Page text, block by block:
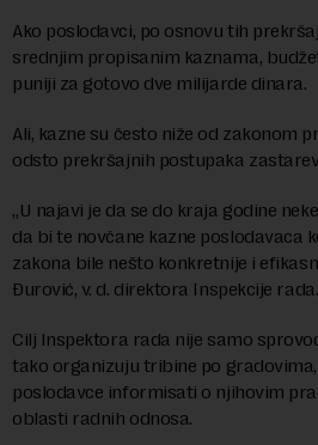
Ako poslodavci, po osnovu tih
srednjim propisanim kaznama,
puniji za gotovo dve milijarde dinara.
Ali, kazne su često niže od zakonom
odsto prekršajnih postupaka
„U najavi je da se do kraja godine
da bi te novčane kazne poslodavaca
zakona bile nešto konkretnije i
Đurović, v. d. direktora Inspekcije rada.
Cilj Inspektora rada nije samo
tako organizuju tribine po
poslodavce informisati o njihovim
oblasti radnih odnosa.